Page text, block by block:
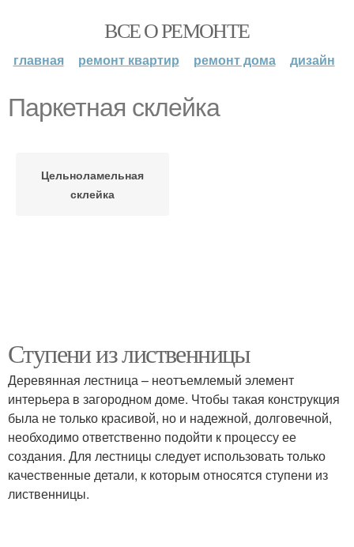
ВСЕ О РЕМОНТЕ
главная ремонт квартир ремонт дома дизайн
Паркетная склейка
Цельноламельная
склейка
Ступени из лиственницы
Деревянная лестница – неотъемлемый элемент
интерьера в загородном доме. Чтобы такая конструкция
была не только красивой, но и надежной, долговечной,
необходимо ответственно подойти к процессу ее
создания. Для лестницы следует использовать только
качественные детали, к которым относятся ступени из
лиственницы.